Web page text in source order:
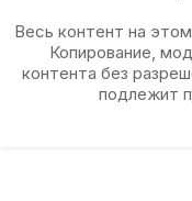
Весь контент на
Копирование,
контента без
подлежит